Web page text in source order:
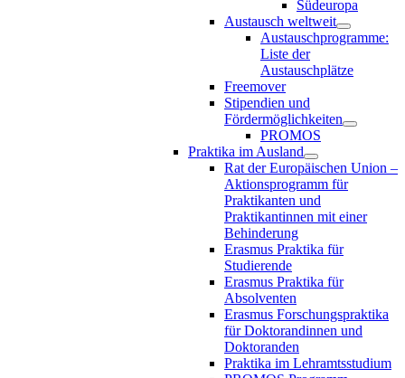
Südeuropa
Austausch weltweit
Austauschprogramme:
Liste der
Austauschplätze
Freemover
Stipendien und
Fördermöglichkeiten
PROMOS
Praktika im Ausland
Rat der Europäischen Union –
Aktionsprogramm für
Praktikanten und
Praktikantinnen mit einer
Behinderung
Erasmus Praktika für
Studierende
Erasmus Praktika für
Absolventen
Erasmus Forschungspraktika
für Doktorandinnen und
Doktoranden
Praktika im Lehramtsstudium